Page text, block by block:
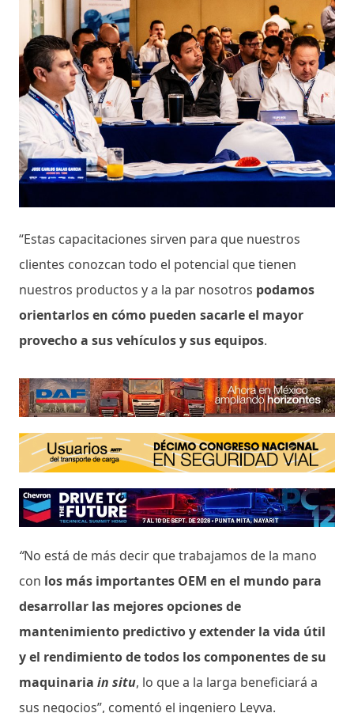
“Estas capacitaciones sirven para que nuestros
clientes conozcan todo el potencial que tienen
nuestros productos y a la par nosotros podamos
orientarlos en cómo pueden sacarle el mayor
provecho a sus vehículos y sus equipos.
“No está de más decir que trabajamos de la mano
con los más importantes OEM en el mundo para
desarrollar las mejores opciones de
mantenimiento predictivo y extender la vida útil
y el rendimiento de todos los componentes de su
maquinaria in situ, lo que a la larga beneficiará a
sus negocios”, comentó el ingeniero Leyva.